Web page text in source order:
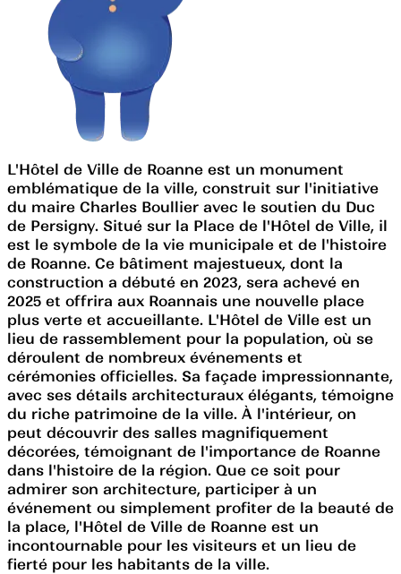
L'Hôtel de Ville de Roanne est un monument
emblématique de la ville, construit sur l'initiative
du maire Charles Boullier avec le soutien du Duc
de Persigny. Situé sur la Place de l'Hôtel de Ville, il
est le symbole de la vie municipale et de l'histoire
de Roanne. Ce bâtiment majestueux, dont la
construction a débuté en 2023, sera achevé en
2025 et offrira aux Roannais une nouvelle place
plus verte et accueillante. L'Hôtel de Ville est un
lieu de rassemblement pour la population, où se
déroulent de nombreux événements et
cérémonies officielles. Sa façade impressionnante,
avec ses détails architecturaux élégants, témoigne
du riche patrimoine de la ville. À l'intérieur, on
peut découvrir des salles magnifiquement
décorées, témoignant de l'importance de Roanne
dans l'histoire de la région. Que ce soit pour
admirer son architecture, participer à un
événement ou simplement profiter de la beauté de
la place, l'Hôtel de Ville de Roanne est un
incontournable pour les visiteurs et un lieu de
fierté pour les habitants de la ville.